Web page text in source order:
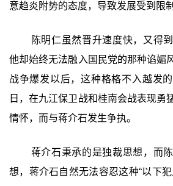
意趋炎附势的态度，导致发展受到限制
陈明仁虽然晋升速度快，又得
他却始终无法融入国民党的那种谄媚
战争爆发以后，这种格格不入越发
日，在九江保卫战和桂南会战表现勇
情怀，而与蒋介石发生争执。
蒋介石秉承的是独裁思想，而
想，蒋介石自然无法容忍这种“以下